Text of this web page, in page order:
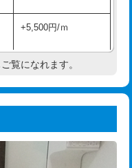
27,500円
38,500円
38,500円
現場見積
3,300円
5,500円
5,500円
11,000円
+5,500円/ｍ
現地調査
+3,300円
覧になれます。